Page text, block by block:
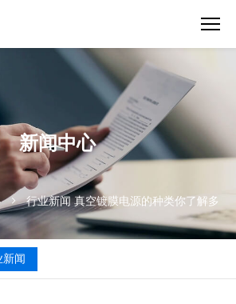
新闻中心
行业新闻 真空镀膜电源的种类你了解多
新闻